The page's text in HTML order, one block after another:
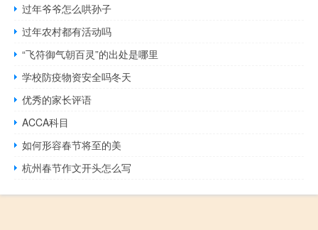
过年爷爷怎么哄孙子
过年农村都有活动吗
“飞符御气朝百灵”的出处是哪里
学校防疫物资安全吗冬天
优秀的家长评语
ACCA科目
如何形容春节将至的美
杭州春节作文开头怎么写